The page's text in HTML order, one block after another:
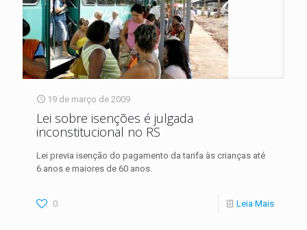
19 de março de 2009
Lei sobre isenções é julgada
inconstitucional no RS
Lei previa isenção do pagamento da tarifa às crianças até
6 anos e maiores de 60 anos.
0 Leia Mais